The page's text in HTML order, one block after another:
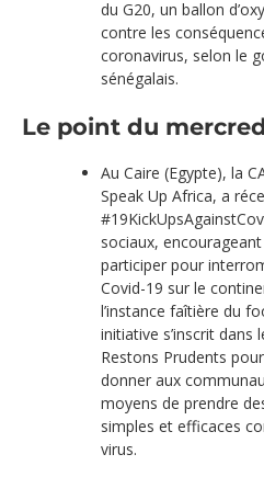
du G20, un ballon
contre les
coronavirus, selon le
sénégalais.
Le point du
Au Caire (Egypte), la
Speak Up Africa, a
sociaux,
participer pour
Covid-19 sur le
l’instance faîtière du
initiative s’inscrit dans
Restons Prudents
donner aux
moyens de prendre
simples et efficaces
virus.